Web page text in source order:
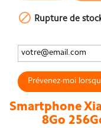
 Rupture de
Prévenez-moi
Smartphone
8Go